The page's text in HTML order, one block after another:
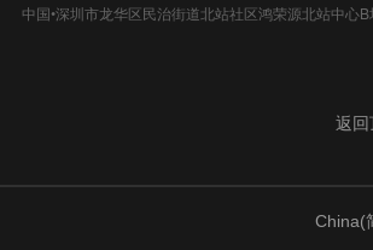
中国•深圳市龙华区民治街道北站社区鸿荣源北站中心
返
China(